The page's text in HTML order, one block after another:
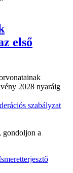
első
2028 nyaráig
szabályzat
gondoljon a